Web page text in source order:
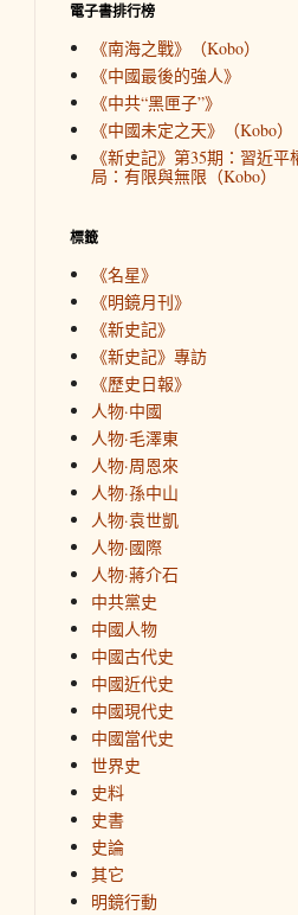
電子書排行榜
《南海之戰》（Kobo）
《中國最後的強人》
《中共“黑匣子”》
《中國未定之天》（Kobo）
《新史記》第35期：習近平
局：有限與無限（Kobo）
標籤
《名星》
《明鏡月刊》
《新史記》
《新史記》專訪
《歷史日報》
人物·中國
人物·毛澤東
人物·周恩來
人物·孫中山
人物·袁世凱
人物·國際
人物·蔣介石
中共黨史
中國人物
中國古代史
中國近代史
中國現代史
中國當代史
世界史
史料
史書
史論
其它
明鏡行動